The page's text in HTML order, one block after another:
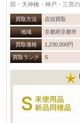
田・天神橋・神戸・三宮
買取方法 店頭買取
地域 京都府京都市
買取価格 1,230,000円
買取ランク S